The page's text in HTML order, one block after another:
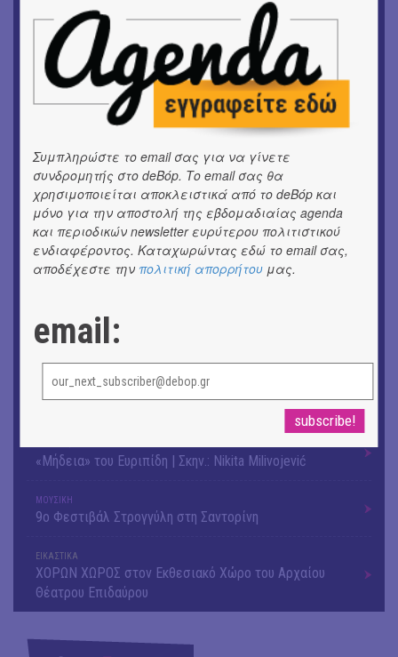
ΚΙΝ/ΦΟΣ
Κινηματογράφος με ελεύθερη είσοδο στη Δημοτική
Αγορά Κυψέλης
ΘΕΑΤΡΟ / ΧΟΡΟΣ
«ΑΗ ΛΑΟΣ» | Ένα σκηνικό ρέκβιεμ για την ήττα ενός
ΕΙΚΑΣΤΙΚΑ
Ομαδική έκθεση | Προσωρινά για Πάντα
ΕΙΚΑΣΤΙΚΑ
Αργύρης Ραλλιάς | Λιτανεία
εικόνες και λέξεις
Οι γαλλικές ταινίες του 16ου Athens Open Air Film
Festival
«Μήδεια» του Ευριπίδη | Σκην.: Nikita Milivojević
ΜΟΥΣΙΚΗ
9o Φεστιβάλ Στρογγύλη στη Σαντορίνη
ΕΙΚΑΣΤΙΚΑ
ΧΟΡΩΝ ΧΩΡΟΣ στον Εκθεσιακό Χώρο του Αρχαίου
Θέατρου Επιδαύρου
Συμπληρώστε το email σας για να γίνετε
συνδρομητής στο deBόp. Το email σας θα
χρησιμοποιείται αποκλειστικά από το deBόp και
μόνο για την αποστολή της εβδομαδιαίας agenda
και περιοδικών newsletter ευρύτερου πολιτιστικού
ενδιαφέροντος. Καταχωρώντας εδώ το email σας,
αποδέχεστε την πολιτική απορρήτου μας.
email: